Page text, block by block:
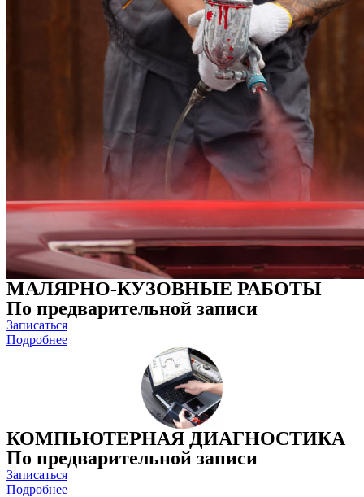
МАЛЯРНО-КУЗОВНЫЕ РАБОТЫ
По предварительной записи
Записаться
Подробнее
КОМПЬЮТЕРНАЯ ДИАГНОСТИКА
По предварительной записи
Записаться
Подробнее